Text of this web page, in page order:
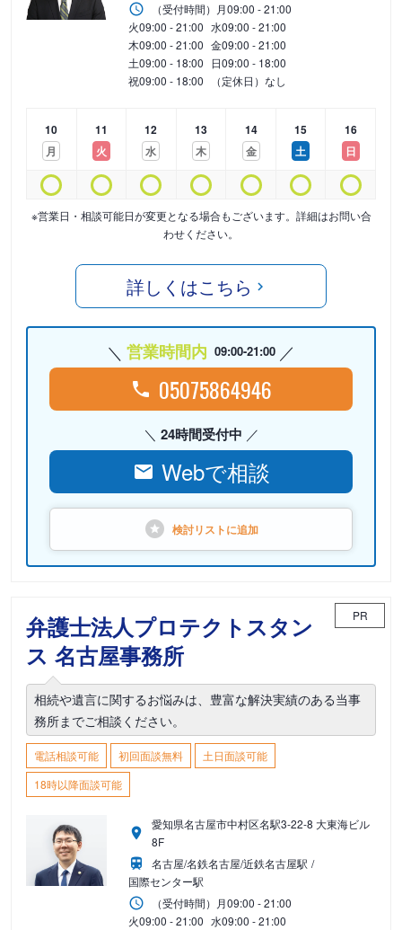
（受付時間） 月09:00 - 21:00
火09:00 - 21:00 水09:00 - 21:00
木09:00 - 21:00 金09:00 - 21:00
土09:00 - 18:00 日09:00 - 18:00
祝09:00 - 18:00 （定休日）なし
10
月
11
火
12
水
13
木
14
金
15
土
16
日
※営業日・相談可能日が変更となる場合もございます。詳細はお問い合
わせください。
詳しくはこちら
営業時間内 09:00-21:00
05075864946
24時間受付中
Webで相談
検討リストに追加
弁護士法人プロテクトスタン
ス 名古屋事務所
PR
相続や遺言に関するお悩みは、豊富な解決実績のある当事
務所までご相談ください。
電話相談可能 初回面談無料
土日面談可能
18時以降面談可能
愛知県名古屋市中村区名駅3-22-8 大東海ビル
8F
名古屋/名鉄名古屋/近鉄名古屋駅
国際センター駅
（受付時間） 月09:00 - 21:00
火09:00 - 21:00 水09:00 - 21:00